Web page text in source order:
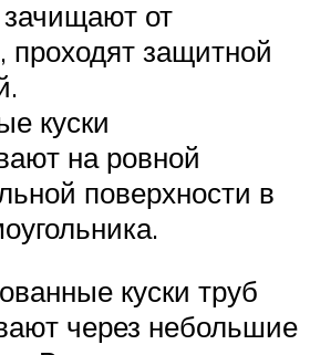
зачищают от
проходят защитной
куски
на ровной
поверхности в
куски труб
через небольшие